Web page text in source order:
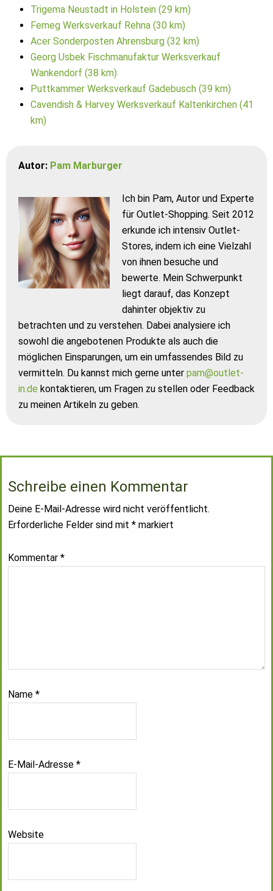
Trigema Neustadt in Holstein (29 km)
Femeg Werksverkauf Rehna (30 km)
Acer Sonderposten Ahrensburg (32 km)
Georg Usbek Fischmanufaktur Werksverkauf
Wankendorf (38 km)
Puttkammer Werksverkauf Gadebusch (39 km)
Cavendish & Harvey Werksverkauf Kaltenkirchen (41
km)
Autor: Pam Marburger
Ich bin Pam, Autor und Experte
für Outlet-Shopping. Seit 2012
erkunde ich intensiv Outlet-
Stores, indem ich eine Vielzahl
von ihnen besuche und
bewerte. Mein Schwerpunkt
liegt darauf, das Konzept
dahinter objektiv zu
betrachten und zu verstehen. Dabei analysiere ich
sowohl die angebotenen Produkte als auch die
möglichen Einsparungen, um ein umfassendes Bild zu
vermitteln. Du kannst mich gerne unter pam@outlet-
in.de kontaktieren, um Fragen zu stellen oder Feedback
zu meinen Artikeln zu geben.
Schreibe einen Kommentar
Deine E-Mail-Adresse wird nicht veröffentlicht.
Erforderliche Felder sind mit * markiert
Kommentar *
Name *
E-Mail-Adresse *
Website